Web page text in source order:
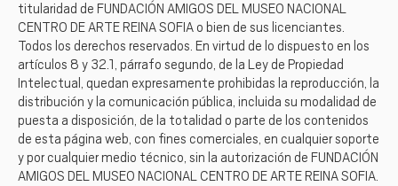
titularidad de FUNDACIÓN AMIGOS DEL MUSEO NACIONAL
CENTRO DE ARTE REINA SOFIA o bien de sus licenciantes.
Todos los derechos reservados. En virtud de lo dispuesto en los
artículos 8 y 32.1, párrafo segundo, de la Ley de Propiedad
Intelectual, quedan expresamente prohibidas la reproducción, la
distribución y la comunicación pública, incluida su modalidad de
puesta a disposición, de la totalidad o parte de los contenidos
de esta página web, con fines comerciales, en cualquier soporte
y por cualquier medio técnico, sin la autorización de FUNDACIÓN
AMIGOS DEL MUSEO NACIONAL CENTRO DE ARTE REINA SOFIA.